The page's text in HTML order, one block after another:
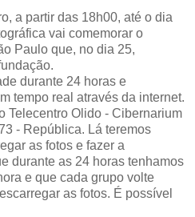
a partir das 18h00, até o dia
vai comemorar o
Paulo que, no dia 25,
durante 24 horas e
tempo real através da internet.
Telecentro Olido - Cibernarium
- República. Lá teremos
as fotos e fazer a
durante as 24 horas tenhamos
e que cada grupo volte
as fotos. É possível